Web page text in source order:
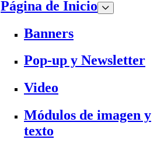
Página de Inicio
Banners
Pop-up y Newsletter
Video
Módulos de imagen y
texto